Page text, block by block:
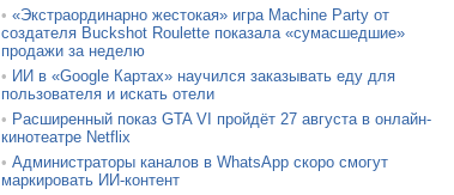
• «Экстраординарно жестокая» игра Machine Party от
создателя Buckshot Roulette показала «сумасшедшие»
продажи за неделю
• ИИ в «Google Картах» научился заказывать еду для
пользователя и искать отели
• Расширенный показ GTA VI пройдёт 27 августа в онлайн-
кинотеатре Netflix
• Администраторы каналов в WhatsApp скоро смогут
маркировать ИИ-контент